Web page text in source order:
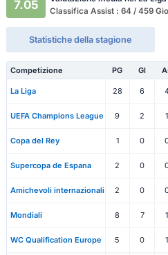
7.05
Classifica Assist : 64 / 459
Statistiche della stagione
Competizione PG Gl
La Liga 28 6
UEFA Champions League 9 2 1
Copa del Rey 1 0
Supercopa de Espana 2 0
Amichevoli internazionali 2 0
Mondiali 8 7 1
WC Qualification Europe 5 0 1